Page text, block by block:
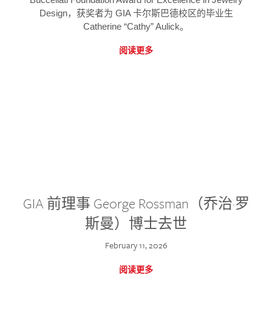
Design，获奖者为 GIA 卡尔斯巴德校区的毕业生
Catherine “Cathy” Aulick。
阅读更多
GIA 前理事 George Rossman（乔治·罗
斯曼）博士去世
February 11, 2026
阅读更多